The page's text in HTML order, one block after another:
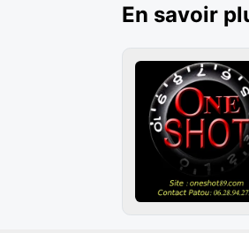
En savoir